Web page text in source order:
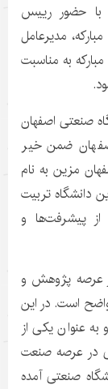
با حضور رییس
مدیرعامل
به مناسبت
صنعتی اصفهان
ضمن خیر
مزین به نام
دانشگاه تربیت
از پیشرفت‌ها و
عرصه پژوهش و
است. در این
به عنوان یکی از
در عرصه صنعت
صنعتی آمده